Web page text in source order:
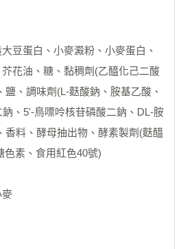
豆蛋白、小麥澱粉、小麥蛋白、
花油、糖、黏稠劑(乙醯化己二酸
鹽、調味劑(L-麩酸鈉、胺基乙酸、
、5'-鳥嘌呤核苷磷酸二鈉、DL-胺
香料、酵母抽出物、酵素製劑(麩醯
色素、食用紅色40號)
麥